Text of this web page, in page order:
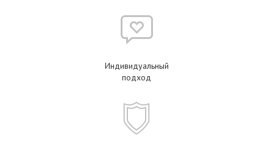
Индивидуальный
подход